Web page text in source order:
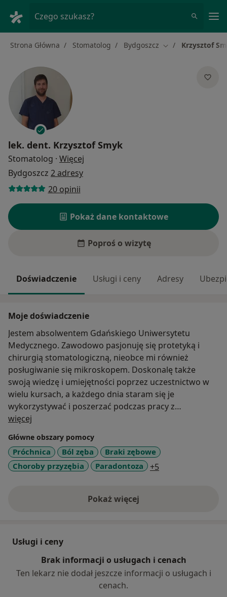
Czego szukasz?
Strona Główna Stomatolog Bydgoszcz Zmień miasto
Krzysztof
lek. dent. Krzysztof Smyk
Stomatolog · Więcej
Bydgoszcz 2 adresy
20 opinii
Pokaż dane kontaktowe
Poproś o wizytę
Doświadczenie Usługi i ceny Adresy
Moje doświadczenie
Jestem absolwentem Gdańskiego Uniwersytetu
Medycznego. Zawodowo pasjonuję się protetyką i
chirurgią stomatologiczną, nieobce mi również
posługiwanie się mikroskopem. Doskonalę także
swoją wiedzę i umiejętności poprzez uczestnictwo w
wielu kursach, a każdego dnia staram się je
wykorzystywać i poszerzać podczas pracy z
pacjentem. Dużą satysfakcję sprawia mi zwalczanie
lęku przed dentystą. Wolne chwile, których jak na
lekarstwo, spędzam z rodziną.
więcej
Główne obszary pomocy
Próchnica Ból zęba
Braki zębowe
Choroby przyzębia
Paradontoza +5
Pokaż więcejo doświadczeniu
Usługi i ceny
Brak informacji o usługach i cenach
Ten lekarz nie dodał jeszcze informacji o usługach i
cenach.